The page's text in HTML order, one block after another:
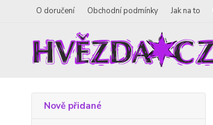
O doručení Obchodní podmínky Jak na to
Nově přidané